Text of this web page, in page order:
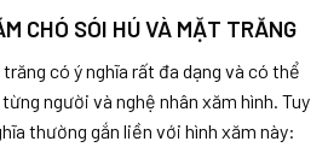
CHÓ SÓI HÚ VÀ MẶT TRĂNG
có ý nghĩa rất đa dạng và có thể
người và nghệ nhân xăm hình. Tuy
thường gắn liền với hình xăm này: